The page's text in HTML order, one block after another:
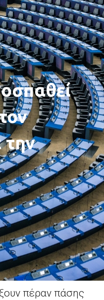
την
πέραν πάσης